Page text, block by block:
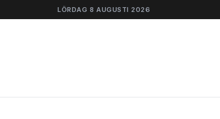
LÖRDAG 8 AUGUSTI 2026